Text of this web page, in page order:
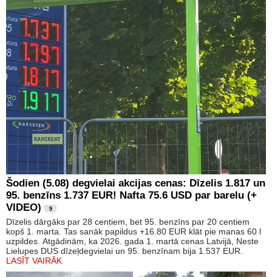
Šodien (5.08) degvielai akcijas cenas: Dīzelis 1.817 un
95. benzīns 1.737 EUR! Nafta 75.6 USD par barelu (+
VIDEO)
9
Dīzelis dārgāks par 28 centiem, bet 95. benzīns par 20 centiem
kopš 1. marta. Tas sanāk papildus +16.80 EUR klāt pie manas 60 l
uzpildes. Atgādinām, ka 2026. gada 1. martā cenas Latvijā, Neste
Lielupes DUS dīzeļdegvielai un 95. benzīnam bija 1.537 EUR.
LASĪT VAIRĀK